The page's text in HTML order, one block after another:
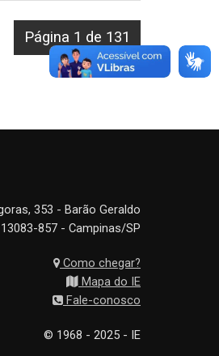
Página 1 de 131
353 - Barão Geraldo
13083-857 - Campinas/SP
Como chegar?
Mapa do IE
Fale-conosco
© 1968 - 2025 - IE